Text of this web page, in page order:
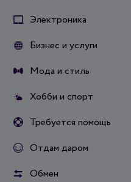
Электроника
Бизнес и услуги
Мода и стиль
Хобби и спорт
Требуется помощь
Отдам даром
Обмен